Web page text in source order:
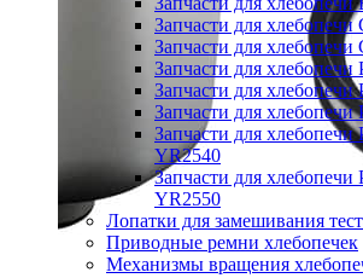
Запчасти для
Запчасти для
Запчасти для хлебопечи
Запчасти для хлебопечи
Запчасти для хлебопечи
Запчасти для хлебопечи
YR2540
Запчасти для хлебопечи
YR2550
Лопатки для замешивания
Приводные ремни хлебопечек
Механизмы вращения